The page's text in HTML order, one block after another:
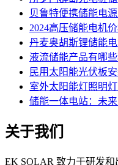
贝鲁特便携储能电
2024高压储能电机
丹麦奥胡斯锂储能
液流储能产品有哪
民用太阳能光伏板
室外太阳能灯照明
储能一体电站：未
关于我们
EK SOLAR 致力于研发